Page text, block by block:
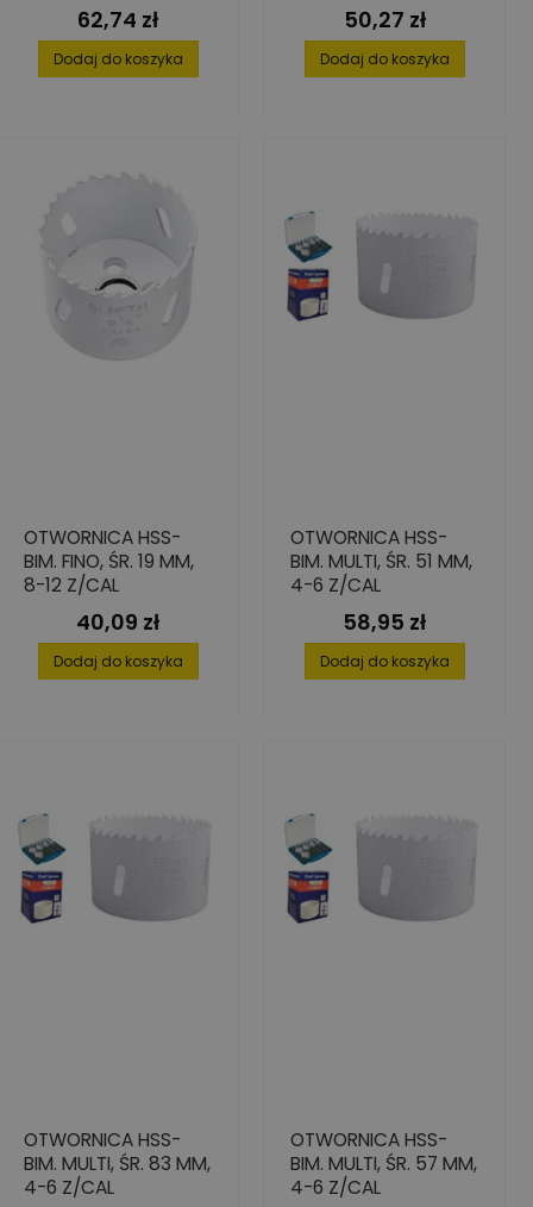
MM, 4-6 Z/CAL
Cena
62,74 zł
Dodaj do koszyka
Cena
50,27 zł
Dodaj do koszyka
OTWORNICA HSS-
BIM. FINO, ŚR. 19 MM,
8-12 Z/CAL
Cena
40,09 zł
Dodaj do koszyka
OTWORNICA HSS-
BIM. MULTI, ŚR. 51 MM,
4-6 Z/CAL
Cena
58,95 zł
Dodaj do koszyka
OTWORNICA HSS-
BIM. MULTI, ŚR. 83 MM,
4-6 Z/CAL
OTWORNICA HSS-
BIM. MULTI, ŚR. 57 MM,
4-6 Z/CAL